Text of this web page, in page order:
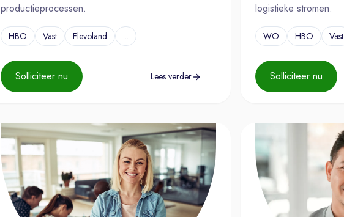
productieprocessen.
HBO Vast Flevoland ...
Solliciteer nu Lees verder
logistieke stromen.
WO HBO Vast
Solliciteer nu